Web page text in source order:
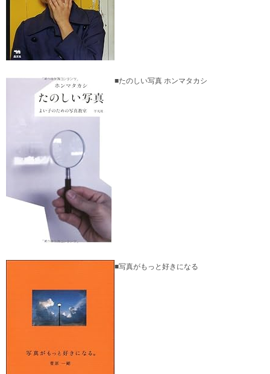
■たのしい写真 ホンマタカシ
■写真がもっと好きになる